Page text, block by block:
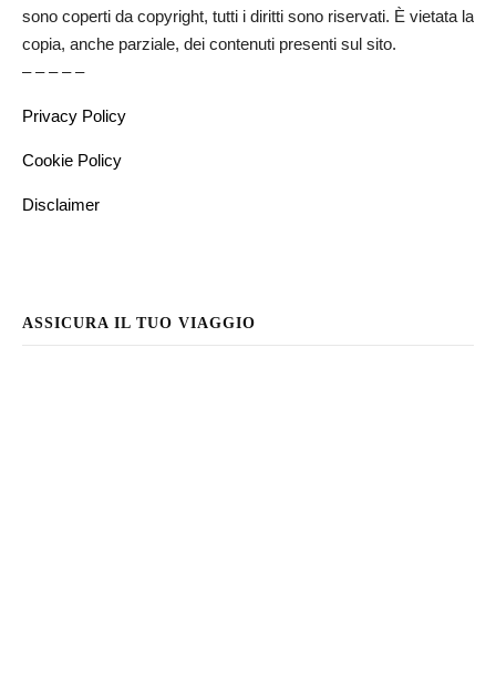
sono coperti da copyright, tutti i diritti sono riservati. È vietata la
copia, anche parziale, dei contenuti presenti sul sito.
– – – – –
Privacy Policy
Cookie Policy
Disclaimer
ASSICURA IL TUO VIAGGIO